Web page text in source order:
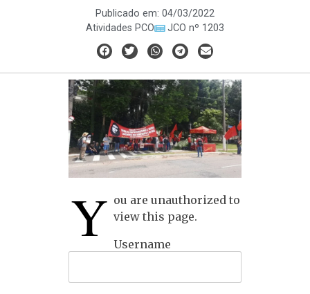
Publicado em: 04/03/2022
Atividades PCO
JCO nº 1203
Y ou are unauthorized to
view this page.
Username